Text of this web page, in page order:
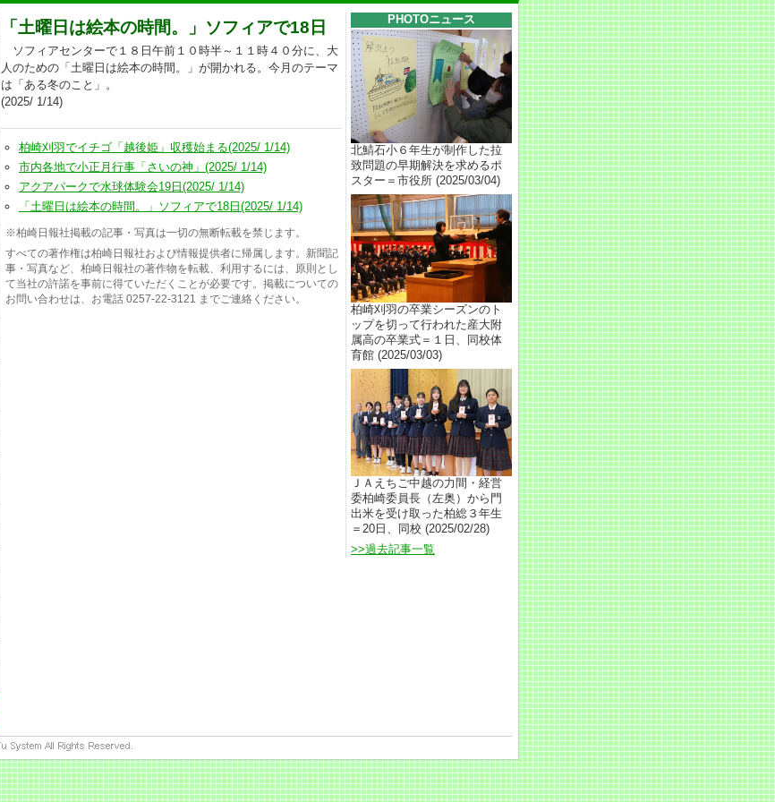
PHOTOニュース
北鯖石小６年生が制作した拉
致問題の早期解決を求めるポ
スター＝市役所 (2025/03/04)
柏崎刈羽の卒業シーズンのト
ップを切って行われた産大附
属高の卒業式＝１日、同校体
育館 (2025/03/03)
ＪＡえちご中越の力間・経営
委柏崎委員長（左奥）から門
出米を受け取った柏総３年生
＝20日、同校 (2025/02/28)
>>過去記事一覧
「土曜日は絵本の時間。」ソフィアで18日
ソフィアセンターで１８日午前１０時半～１１時４０分に、大
人のための「土曜日は絵本の時間。」が開かれる。今月のテーマ
は「ある冬のこと」。
(2025/ 1/14)
柏崎刈羽でイチゴ「越後姫」収穫始まる(2025/ 1/14)
市内各地で小正月行事「さいの神」(2025/ 1/14)
アクアパークで水球体験会19日(2025/ 1/14)
「土曜日は絵本の時間。」ソフィアで18日(2025/ 1/14)
※柏崎日報社掲載の記事・写真は一切の無断転載を禁じます。
すべての著作権は柏崎日報社および情報提供者に帰属します。新聞記
事・写真など、柏崎日報社の著作物を転載、利用するには、原則とし
て当社の許諾を事前に得ていただくことが必要です。掲載についての
お問い合わせは、お電話 0257-22-3121 までご連絡ください。